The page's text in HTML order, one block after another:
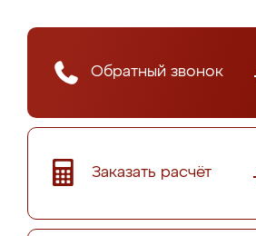
Обратный звонок
Заказать расчёт